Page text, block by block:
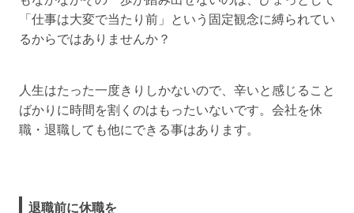
「仕事は大変で当たり前」という固定観念に縛られてい
るからではありませんか？
人生はたった一度きりしかないので、辛いと感じること
ばかりに時間を割くのはもったいないです。会社を休
職・退職しても他にできる事はあります。
退職前に休職を